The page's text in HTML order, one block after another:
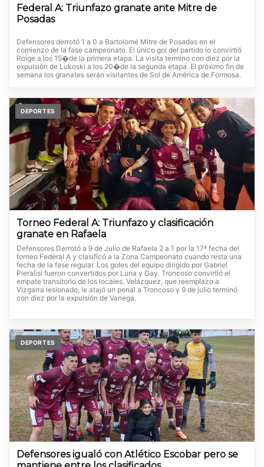
Federal A: Triunfazo granate ante Mitre de
Posadas
Defensores derrotó 1 a 0 a Bartolomé Mitre de Posadas en el
comienzo de la fase campeonato. El único gol del partido lo convirtió
Roige a los 15�de la primera etapa. La visita termino con diez por la
expulsión de Lukoski a los 20�de la segunda etapa. El próximo fin de
semana los granates serán visitantes de Sol de América de Formosa.
DEPORTES
Torneo Federal A: Triunfazo y clasificación
granate en Rafaela
Defensores Derrotó a 9 de Julio de Rafaela 2 a 1 por la 17ª fecha del
torneo Federal A y clasificó a la Zona Campeonato cuando resta una
fecha de la fase regular. Los goles del equipo dirigido por Gabriel
Pieralisi fueron convertidos por Luna y Gay. Troncoso convirtió el
empate transitorio de los locales. Velázquez, que reemplazo a
Vizgarra lesionado, le atajó un penal a Troncoso y 9 de julio terminó
con diez por la expulsión de Vanega.
DEPORTES
Defensores igualó con Atlético Escobar pero se